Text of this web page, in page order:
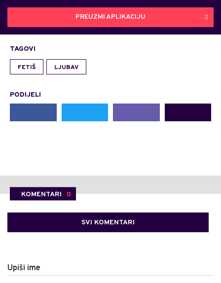
PREUZMI APLIKACIJU
TAGOVI
FETIŠ LJUBAV
PODIJELI
KOMENTARI 0
SVI KOMENTARI
Upiši ime